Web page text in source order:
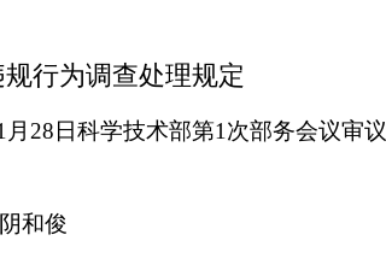
行为调查处理规定
28日科学技术部第1次部务会议审议
长 阴和俊